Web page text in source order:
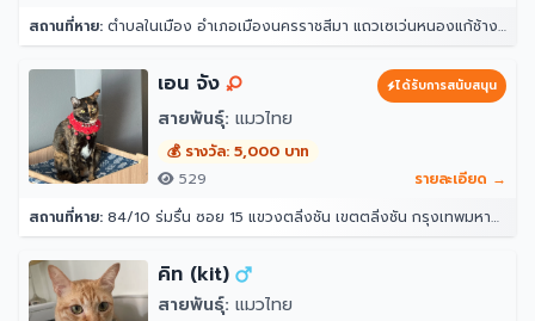
สถานที่หาย: ตำบลในเมือง อำเภอเมืองนครราชสีมา แถวเซเว่นหนองแก้ช้าง ศาลาชุมชนพานิชเจริญ นครราชสีมา 30000
เอน จัง ได้รับการสนับสนุน
สายพันธุ์: แมวไทย
💰 รางวัล: 5,000 บาท
529
รายละเอียด →
สถานที่หาย: 84/10 ร่มรื่น ซอย 15 แขวงตลิ่งชัน เขตตลิ่งชัน กรุงเทพมหานคร 10170
คิท (kit)
สายพันธุ์: แมวไทย